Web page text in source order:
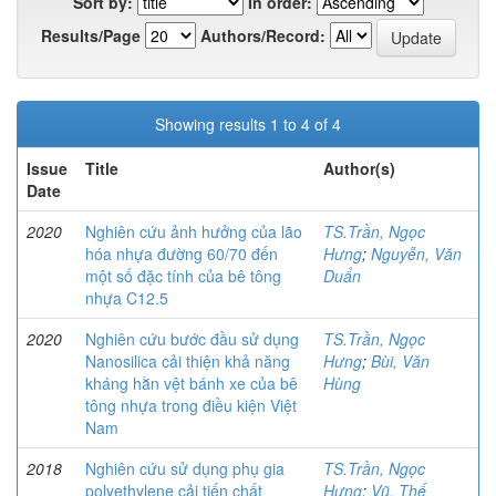
Results/Page
Authors/Record:
Showing results 1 to 4 of 4
Issue
Date
Title Author(s)
2020
Nghiên cứu ảnh hưởng của lão
hóa nhựa đường 60/70 đến
một số đặc tính của bê tông
nhựa C12.5
TS.Trần, Ngọc
Hưng; Nguyễn, Văn
Duẩn
2020
Nghiên cứu bước đầu sử dụng
Nanosilica cải thiện khả năng
kháng hằn vệt bánh xe của bê
tông nhựa trong điều kiện Việt
Nam
TS.Trần, Ngọc
Hưng; Bùi, Văn
Hùng
2018
Nghiên cứu sử dụng phụ gia
polyethylene cải tiến chất
TS.Trần, Ngọc
Hưng; Vũ, Thế